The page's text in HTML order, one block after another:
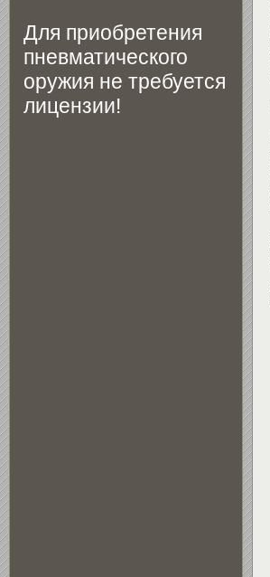
Для приобретения
пневматического
оружия не требуется
лицензии!